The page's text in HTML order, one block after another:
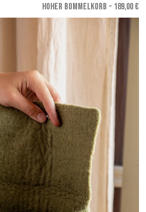
HOHER BOMMELKORB - 189,00 €